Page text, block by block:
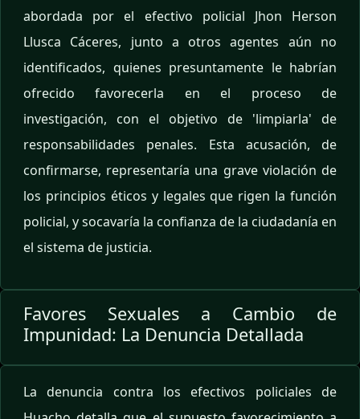
abordada por el efectivo policial Jhon Herson
Llusca Cáceres, junto a otros agentes aún no
identificados, quienes presuntamente le habrían
ofrecido favorecerla en el proceso de
investigación, con el objetivo de 'limpiarla' de
responsabilidades penales. Esta acusación, de
confirmarse, representaría una grave violación de
los principios éticos y legales que rigen la función
policial, y socavaría la confianza de la ciudadanía en
el sistema de justicia.
Favores Sexuales a Cambio de
Impunidad: La Denuncia Detallada
La denuncia contra los efectivos policiales de